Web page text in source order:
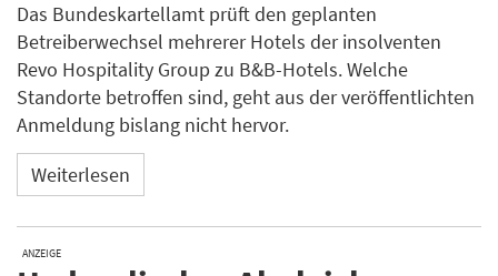
Das Bundeskartellamt prüft den geplanten
Betreiberwechsel mehrerer Hotels der insolventen
Revo Hospitality Group zu B&B-Hotels. Welche
Standorte betroffen sind, geht aus der veröffentlichten
Anmeldung bislang nicht hervor.
Weiterlesen
ANZEIGE